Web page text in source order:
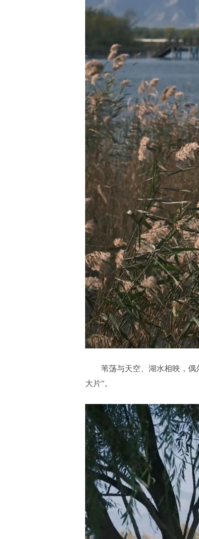
苇荡与天空、湖水相映，
大片”。